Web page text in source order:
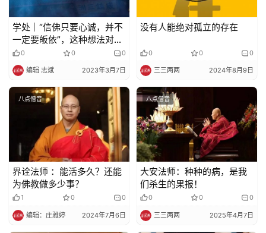
政
策
法
规
责
学处｜“信佛只要心诚，并不
一定要皈依”，这种想法对
吗？
0 0 0
编辑 志斌 2023年3月7日
没有人能绝对孤立的存在
0 0 0
三三两两 2024年8月9日
八点僧音
界诠法师 ：能活多久？还能
为佛教做多少事？
1 0 0
编辑：庄雅婷 2024年7月6日
八点僧音
大安法师：种种的病，是我
们杀生的果报！
0 0 0
三三两两 2025年4月7日